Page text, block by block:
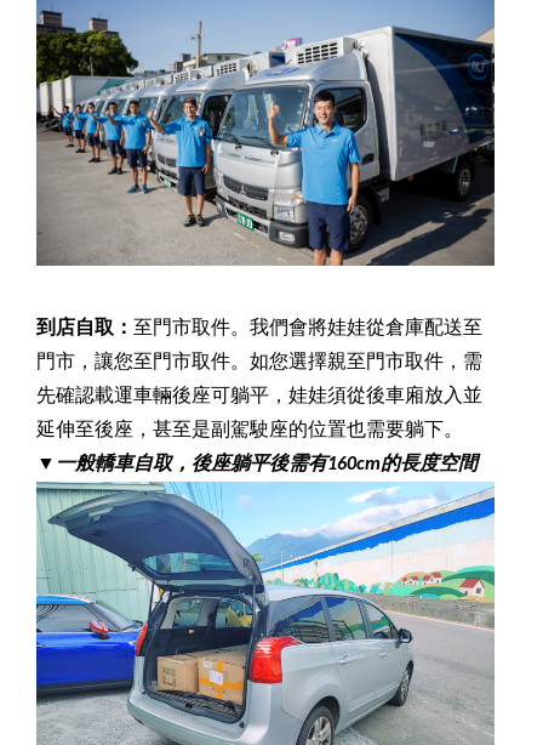
到店自取： 至門市取件。我們會將娃娃從倉庫配送至
門市，讓您至門市取件。如您選擇親至門市取件，需
先確認載運車輛後座可躺平，娃娃須從後車廂放入並
延伸至後座，甚至是副駕駛座的位置也需要躺下。
▼ 一般轎車自取，後座躺平後需有160cm的長度空間